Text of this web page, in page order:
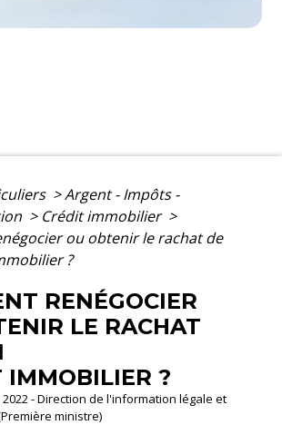
>Argent - Impôts -
> Crédit immobilier >
ou obtenir le rachat de
?
RENÉGOCIER
LE RACHAT
IMMOBILIER ?
2022 - Direction de l'information légale et
ministre)